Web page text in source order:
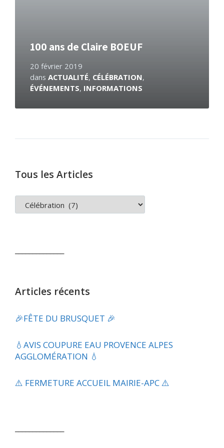
100 ans de Claire BOEUF
20 février 2019
dans ACTUALITÉ, CÉLÉBRATION,
ÉVÉNEMENTS, INFORMATIONS
Tous les Articles
TOUS
LES
Articles récents
🎉FÊTE DU BRUSQUET 🎉
💧​AVIS COUPURE EAU PROVENCE ALPES
AGGLOMÉRATION 💧
⚠️ FERMETURE ACCUEIL MAIRIE-APC ⚠️